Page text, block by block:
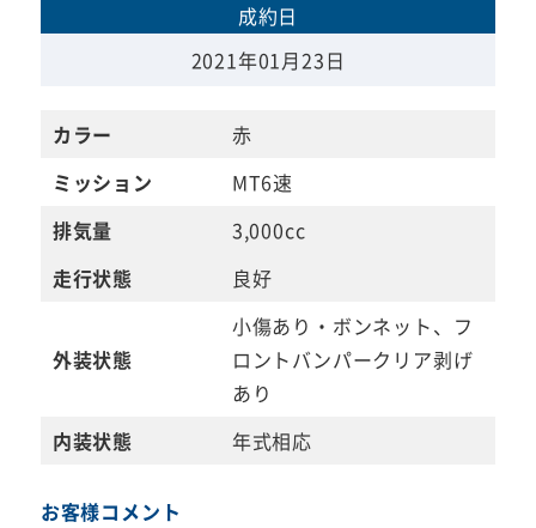
成約日
2021年01月23日
カラー
赤
ミッション
MT6速
排気量
3,000cc
走行状態
良好
外装状態
小傷あり・ボンネット、フ
ロントバンパークリア剥げ
あり
内装状態
年式相応
お客様コメント